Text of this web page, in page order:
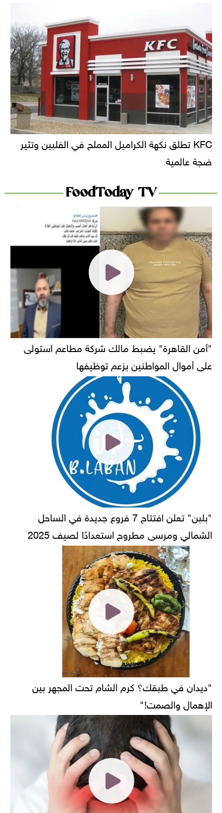
KFC تطلق نكهة الكراميل المملح في الفلبين وتثير
ضجة عالمية
FoodToday TV
"أمن القاهرة" يضبط مالك شركة مطاعم استولى
على أموال المواطنين بزعم توظيفها
"بلبن" تعلن افتتاح 7 فروع جديدة في الساحل
الشمالي ومرسى مطروح استعدادًا لصيف 2025
"ديدان في طبقك؟ كرم الشام تحت المجهر بين
الإهمال والصمت!"